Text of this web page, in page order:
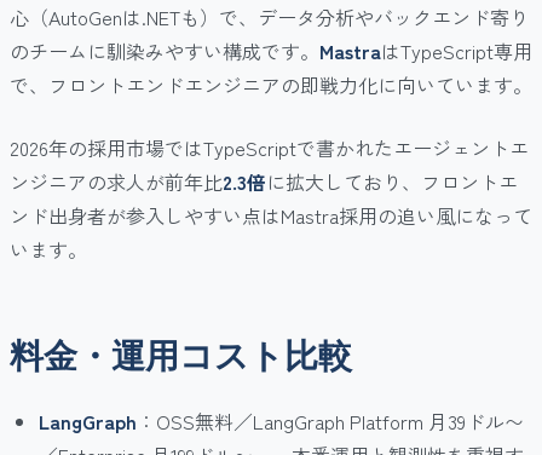
心（AutoGenは.NETも）で、データ分析やバックエンド寄り
のチームに馴染みやすい構成です。 MastraはTypeScript専用
で、フロントエンドエンジニアの即戦力化に向いています。
2026年の採用市場ではTypeScriptで書かれたエージェントエ
ンジニアの求人が前年比2.3倍に拡大しており、フロントエ
ンド出身者が参入しやすい点はMastra採用の追い風になって
います。
料金・運用コスト比較
LangGraph ：OSS無料／LangGraph Platform 月39ドル〜